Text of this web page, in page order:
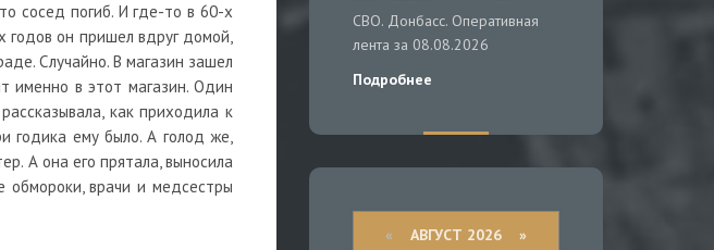
сосед погиб. И где-то в 60-х
годов он пришел вдруг домой,
Случайно. В магазин зашел
именно в этот магазин. Один
как приходила к
годика ему было. А голод же,
А она его прятала, выносила
обмороки, врачи и медсестры
СВО. Донбасс. Оперативная
лента за 08.08.2026
Подробнее
« АВГУСТ 2026 »